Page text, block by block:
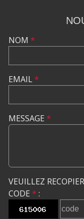
NOM *
EMAIL*
MESSAGE *
VEUILLEZ
CODE * :